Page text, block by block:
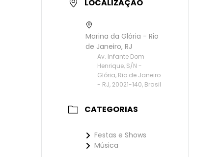
LOCALIZAÇÃO
Marina da Glória - Rio
de Janeiro, RJ
Av. Infante Dom
Henrique, S/N -
Glória, Rio de Janeiro
- RJ, 20021-140, Brasil
CATEGORIAS
Festas e Shows
Música